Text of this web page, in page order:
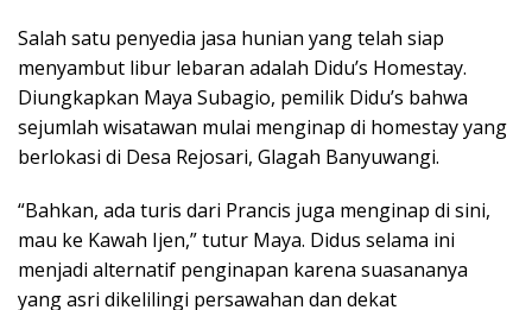
Salah satu penyedia jasa hunian yang telah siap
menyambut libur lebaran adalah Didu’s Homestay.
Diungkapkan Maya Subagio, pemilik Didu’s bahwa
sejumlah wisatawan mulai menginap di homestay yang
berlokasi di Desa Rejosari, Glagah Banyuwangi.
“Bahkan, ada turis dari Prancis juga menginap di sini,
mau ke Kawah Ijen,” tutur Maya. Didus selama ini
menjadi alternatif penginapan karena suasananya
yang asri dikelilingi persawahan dan dekat